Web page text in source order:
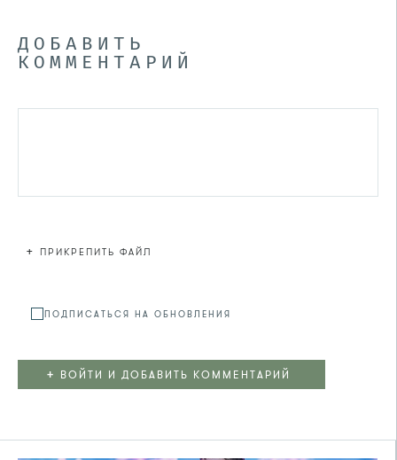
ДОБАВИТЬ
КОММЕНТАРИЙ
+ ПРИКРЕПИТЬ ФАЙЛ
ПОДПИСАТЬСЯ НА ОБНОВЛЕНИЯ
+ ВОЙТИ И ДОБАВИТЬ КОММЕНТАРИЙ